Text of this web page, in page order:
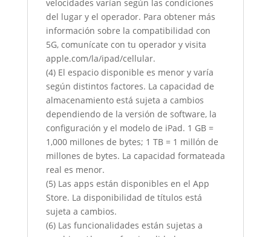
velocidades varían según las condiciones
del lugar y el operador. Para obtener más
información sobre la compatibilidad con
5G, comunícate con tu operador y visita
apple.com/la/ipad/cellular.
(4) El espacio disponible es menor y varía
según distintos factores. La capacidad de
almacenamiento está sujeta a cambios
dependiendo de la versión de software, la
configuración y el modelo de iPad. 1 GB =
1,000 millones de bytes; 1 TB = 1 millón de
millones de bytes. La capacidad formateada
real es menor.
(5) Las apps están disponibles en el App
Store. La disponibilidad de títulos está
sujeta a cambios.
(6) Las funcionalidades están sujetas a